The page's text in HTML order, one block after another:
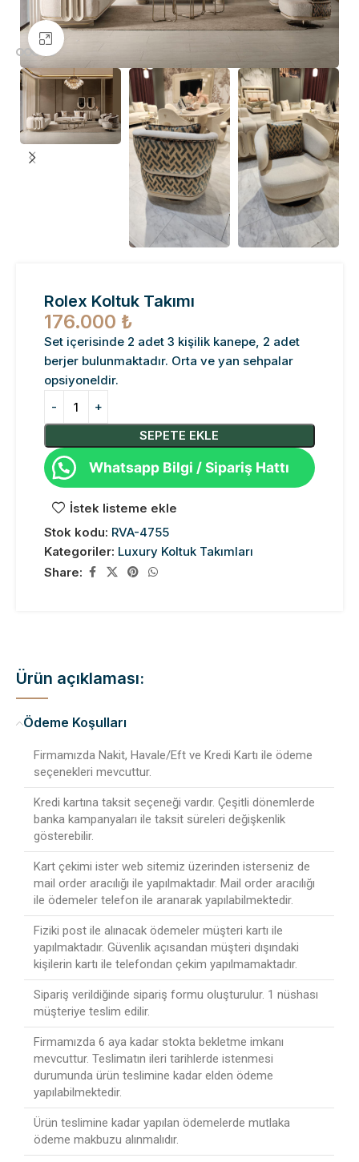
Büyütmek için tıklayın
Rolex Koltuk Takımı
176.000 ₺
Set içerisinde 2 adet 3 kişilik kanepe, 2 adet
berjer bulunmaktadır. Orta ve yan sehpalar
opsiyoneldir.
SEPETE EKLE
Whatsapp Bilgi / Sipariş Hattı
İstek listeme ekle
Stok kodu: RVA-4755
Kategoriler: Luxury Koltuk Takımları
Share:
Ürün açıklaması:
Ödeme Koşulları
Firmamızda Nakit, Havale/Eft ve Kredi Kartı ile ödeme
seçenekleri mevcuttur.
Kredi kartına taksit seçeneği vardır. Çeşitli dönemlerde
banka kampanyaları ile taksit süreleri değişkenlik
gösterebilir.
Kart çekimi ister web sitemiz üzerinden isterseniz de
mail order aracılığı ile yapılmaktadır. Mail order aracılığı
ile ödemeler telefon ile aranarak yapılabilmektedir.
Fiziki post ile alınacak ödemeler müşteri kartı ile
yapılmaktadır. Güvenlik açısandan müşteri dışındaki
kişilerin kartı ile telefondan çekim yapılmamaktadır.
Sipariş verildiğinde sipariş formu oluşturulur. 1 nüshası
müşteriye teslim edilir.
Firmamızda 6 aya kadar stokta bekletme imkanı
mevcuttur. Teslimatın ileri tarihlerde istenmesi
durumunda ürün teslimine kadar elden ödeme
yapılabilmektedir.
Ürün teslimine kadar yapılan ödemelerde mutlaka
ödeme makbuzu alınmalıdır.